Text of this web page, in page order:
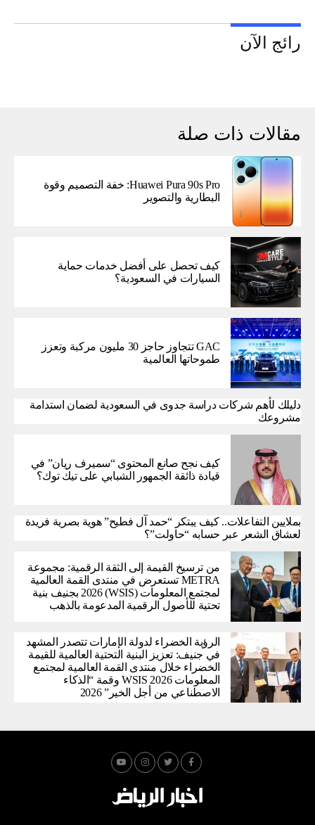
رائج الآن
مقالات ذات صلة
Huawei Pura 90s Pro: خفة التصميم وقوة
البطارية والتصوير
كيف تحصل على أفضل خدمات حماية
السيارات في السعودية؟
GAC تتجاوز حاجز 30 مليون مركبة وتعزز
طموحاتها العالمية
دليلك لأهم شركات دراسة جدوى في السعودية لضمان استدامة
مشروعك
كيف نجح صانع المحتوى “سميرف ريان” في
قيادة ذائقة الجمهور الشبابي على تيك توك؟
بملايين التفاعلات.. كيف يبتكر “حمد آل فطيح” هوية بصرية فريدة
لعشاق الشعر عبر حسابه “حاولت”؟
من ترسيخ القيمة إلى الثقة الرقمية: مجموعة
METRA تستعرض في منتدى القمة العالمية
لمجتمع المعلومات (WSIS) 2026 بجنيف بنية
تحتية للأصول الرقمية المدعومة بالذهب
الرؤية الخضراء لدولة الإمارات تتصدر المشهد
في جنيف: تعزيز البنية التحتية العالمية للقيمة
الخضراء خلال منتدى القمة العالمية لمجتمع
المعلومات WSIS 2026 وقمة “الذكاء
الاصطناعي من أجل الخير” 2026